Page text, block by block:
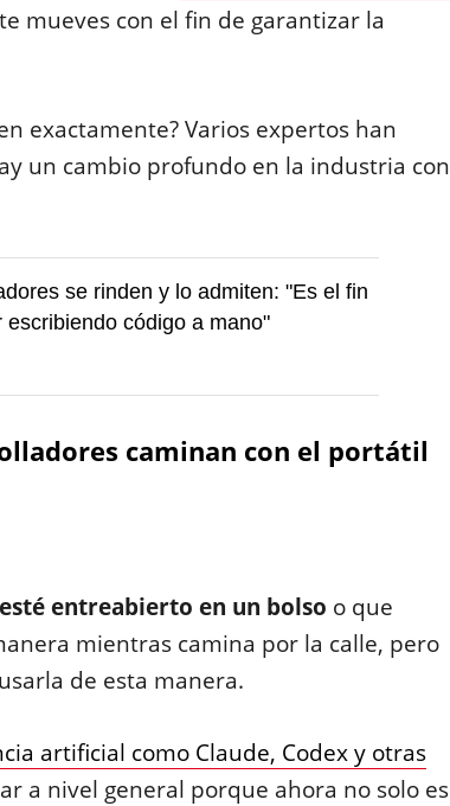
mueves con el fin de garantizar la
exactamente? Varios expertos han
un cambio profundo en la industria con
se rinden y lo admiten: "Es el fin
escribiendo código a mano"
caminan con el portátil
entreabierto en un bolso o que
mientras camina por la calle, pero
de esta manera.
artificial como Claude, Codex y otras
a nivel general porque ahora no solo es